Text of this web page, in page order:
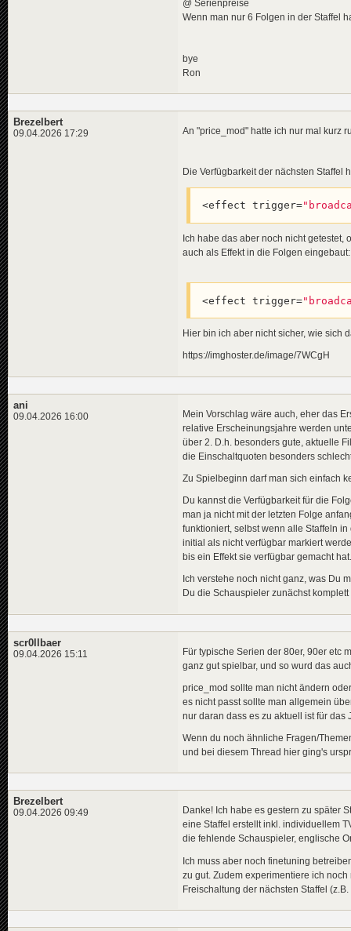
@ Serienpreise
Wenn man nur 6 Folgen in der Staffel
bye
Ron
Brezelbert
09.04.2026 17:29 An "price_mod" hatte ich nur mal kurz
Die Verfügbarkeit der nächsten Staffel
<effect trigger=
Ich habe das aber noch nicht getestet,
auch als Effekt in die Folgen eingebaut:
<effect trigger=
Hier bin ich aber nicht sicher, wie sich
https://imghoster.de/image/7WCgH
ani
09.04.2026 16:00
Mein Vorschlag wäre auch, eher das
relative Erscheinungsjahre werden
über 2. D.h. besonders gute, aktuelle
die Einschaltquoten besonders
Zu Spielbeginn darf man sich einfach
Du kannst die Verfügbarkeit für die
man ja nicht mit der letzten Folge
funktioniert, selbst wenn alle Staffeln
initial als nicht verfügbar markiert
bis ein Effekt sie verfügbar gemacht hat.
Ich verstehe noch nicht ganz, was Du
Du die Schauspieler zunächst
scr0llbaer
09.04.2026 15:11
Für typische Serien der 80er, 90er etc
ganz gut spielbar, und so wurd das
price_mod sollte man nicht ändern
es nicht passt sollte man allgemein
nur daran dass es zu aktuell ist für das
Wenn du noch ähnliche Fragen/
und bei diesem Thread hier ging's
Brezelbert
09.04.2026 09:49
Danke! Ich habe es gestern zu später
eine Staffel erstellt inkl. individuellem
die fehlende Schauspieler, englische
Ich muss aber noch finetuning
zu gut. Zudem experimentiere ich
Freischaltung der nächsten Staffel